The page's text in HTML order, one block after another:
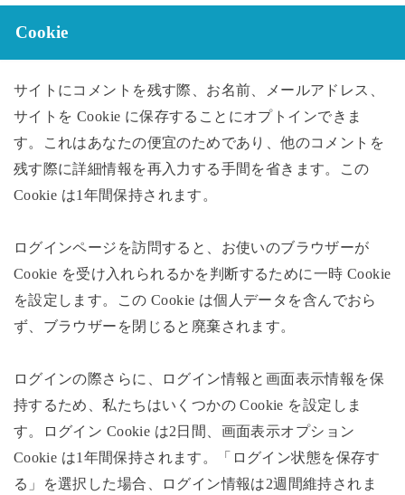
Cookie
サイトにコメントを残す際、お名前、メールアドレス、
サイトを Cookie に保存することにオプトインできま
す。これはあなたの便宜のためであり、他のコメントを
残す際に詳細情報を再入力する手間を省きます。この
Cookie は1年間保持されます。
ログインページを訪問すると、お使いのブラウザーが
Cookie を受け入れられるかを判断するために一時 Cookie
を設定します。この Cookie は個人データを含んでおら
ず、ブラウザーを閉じると廃棄されます。
ログインの際さらに、ログイン情報と画面表示情報を保
持するため、私たちはいくつかの Cookie を設定しま
す。ログイン Cookie は2日間、画面表示オプション
Cookie は1年間保持されます。「ログイン状態を保存す
る」を選択した場合、ログイン情報は2週間維持されま